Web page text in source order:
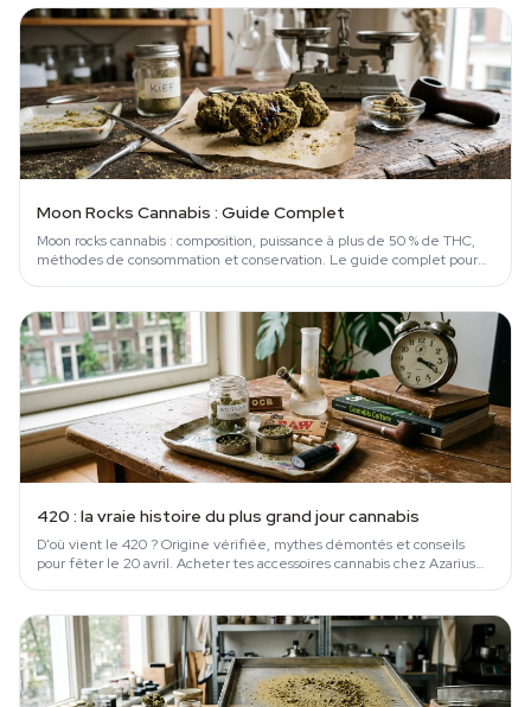
Moon Rocks Cannabis : Guide Complet
Moon rocks cannabis : composition, puissance à plus de 50 % de THC,
méthodes de consommation et conservation. Le guide complet pour
420 : la vraie histoire du plus grand jour cannabis
D'où vient le 420 ? Origine vérifiée, mythes démontés et conseils
pour fêter le 20 avril. Acheter tes accessoires cannabis chez Azarius